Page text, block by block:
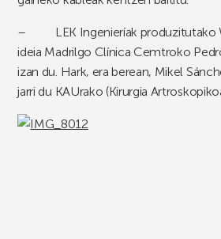
– LEK Ingenieríak
ideia Madrilgo Clínica Cemtroko
izan du. Hark, era berean, Mikel
jarri du KAUrako (Kirurgia